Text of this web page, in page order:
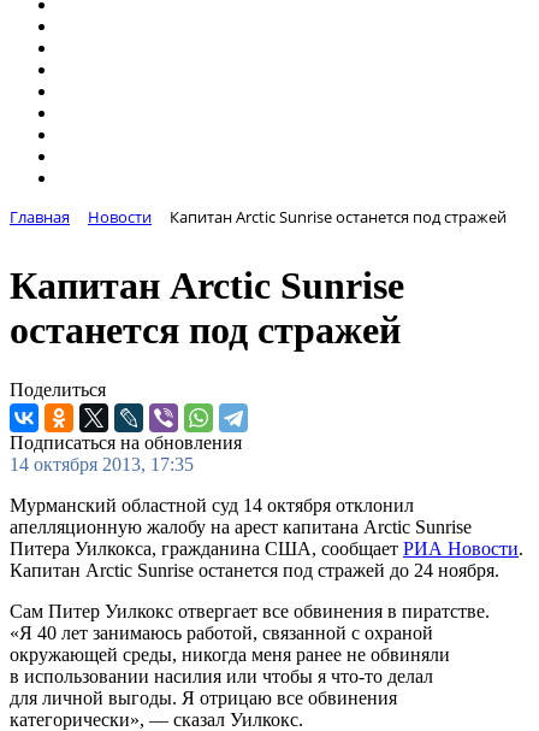
Главная Новости Капитан Arctic Sunrise останется под стражей
Капитан Arctic Sunrise
останется под стражей
Поделиться
Подписаться на обновления
14 октября 2013, 17:35
Мурманский областной суд 14 октября отклонил
апелляционную жалобу на арест капитана Arctic Sunrise
Питера Уилкокса, гражданина США, сообщает РИА Новости.
Капитан Arctic Sunrise останется под стражей до 24 ноября.
Сам Питер Уилкокс отвергает все обвинения в пиратстве.
«Я 40 лет занимаюсь работой, связанной с охраной
окружающей среды, никогда меня ранее не обвиняли
в использовании насилия или чтобы я что-то делал
для личной выгоды. Я отрицаю все обвинения
категорически», — сказал Уилкокс.